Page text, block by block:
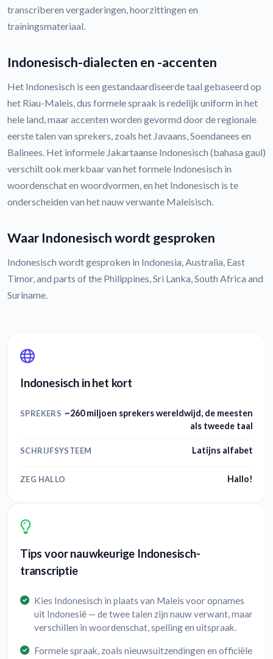
transcriberen vergaderingen, hoorzittingen en
trainingsmateriaal.
Indonesisch-dialecten en -accenten
Het Indonesisch is een gestandaardiseerde taal gebaseerd op
het Riau-Maleis, dus formele spraak is redelijk uniform in het
hele land, maar accenten worden gevormd door de regionale
eerste talen van sprekers, zoals het Javaans, Soendanees en
Balinees. Het informele Jakartaanse Indonesisch (bahasa gaul)
verschilt ook merkbaar van het formele Indonesisch in
woordenschat en woordvormen, en het Indonesisch is te
onderscheiden van het nauw verwante Maleisisch.
Waar Indonesisch wordt gesproken
Indonesisch wordt gesproken in Indonesia, Australia, East
Timor, and parts of the Philippines, Sri Lanka, South Africa and
Suriname.
Indonesisch in het kort
SPREKERS ~260 miljoen sprekers wereldwijd, de meesten
als tweede taal
SCHRIJFSYSTEEM Latijns alfabet
ZEG HALLO Hallo!
Tips voor nauwkeurige Indonesisch-
transcriptie
Kies Indonesisch in plaats van Maleis voor opnames
uit Indonesië — de twee talen zijn nauw verwant, maar
verschillen in woordenschat, spelling en uitspraak.
Formele spraak, zoals nieuwsuitzendingen en officiële